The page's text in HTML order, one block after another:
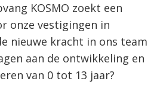
KOSMO zoekt een
onze vestigingen in
nieuwe kracht in ons team
aan de ontwikkeling en
van 0 tot 13 jaar?